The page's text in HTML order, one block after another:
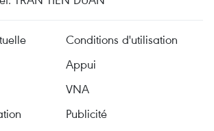
Conditions d'utilisation
Appui
VNA
Publicité